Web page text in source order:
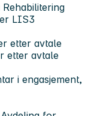
LIS3
etter avtale
etter avtale
i engasjement,